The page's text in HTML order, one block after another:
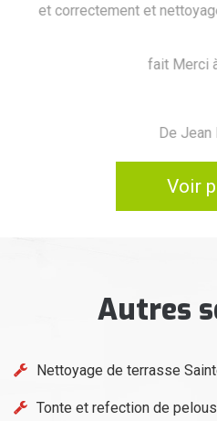
Voir
Autres
Nettoyage de terrasse
Tonte et refection de